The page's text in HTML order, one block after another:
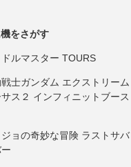
をさがす
ルマスター TOURS
士ガンダム エクストリーム
ス２ インフィニットブース
ョの奇妙な冒険 ラストサバ